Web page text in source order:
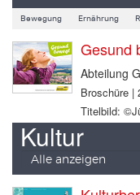
Bewegung Ernährung
Gesund
Abteilung
Broschüre |
Titelbild:
Kultur
Alle anzeigen